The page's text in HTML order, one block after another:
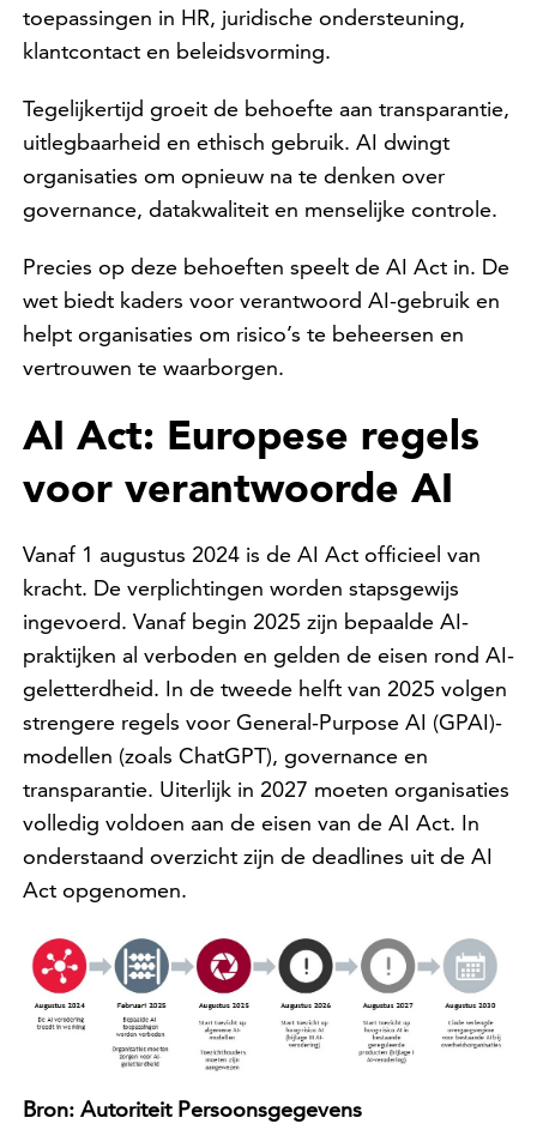
toepassingen in HR, juridische ondersteuning,
klantcontact en beleidsvorming.
Tegelijkertijd groeit de behoefte aan transparantie,
uitlegbaarheid en ethisch gebruik. AI dwingt
organisaties om opnieuw na te denken over
governance, datakwaliteit en menselijke controle.
Precies op deze behoeften speelt de AI Act in. De
wet biedt kaders voor verantwoord AI-gebruik en
helpt organisaties om risico’s te beheersen en
vertrouwen te waarborgen.
AI Act: Europese regels
voor verantwoorde AI
Vanaf 1 augustus 2024 is de AI Act officieel van
kracht. De verplichtingen worden stapsgewijs
ingevoerd. Vanaf begin 2025 zijn bepaalde AI-
praktijken al verboden en gelden de eisen rond AI-
geletterdheid. In de tweede helft van 2025 volgen
strengere regels voor General-Purpose AI (GPAI)-
modellen (zoals ChatGPT), governance en
transparantie. Uiterlijk in 2027 moeten organisaties
volledig voldoen aan de eisen van de AI Act. In
onderstaand overzicht zijn de deadlines uit de AI
Act opgenomen.
Bron: Autoriteit Persoonsgegevens